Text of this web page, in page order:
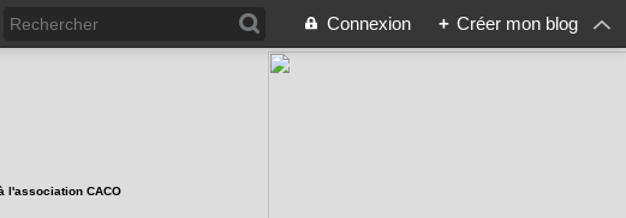
Connexion + Créer mon blog
l'association CACO